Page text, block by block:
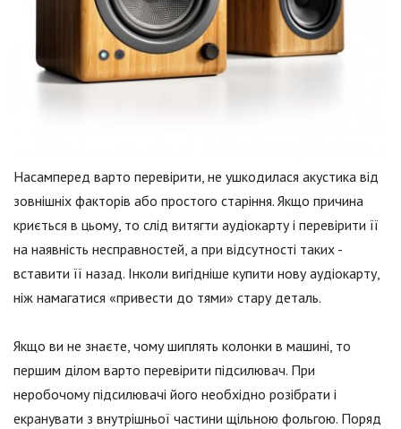
Насамперед варто перевірити, не ушкодилася акустика від
зовнішніх факторів або простого старіння. Якщо причина
криється в цьому, то слід витягти аудіокарту і перевірити її
на наявність несправностей, а при відсутності таких -
вставити її назад. Інколи вигідніше купити нову аудіокарту,
ніж намагатися «привести до тями» стару деталь.
Якщо ви не знаєте, чому шиплять колонки в машині, то
першим ділом варто перевірити підсилювач. При
неробочому підсилювачі його необхідно розібрати і
екранувати з внутрішньої частини щільною фольгою. Поряд